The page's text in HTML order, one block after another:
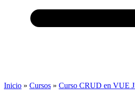
Inicio » Cursos » Curso CRUD en VUE